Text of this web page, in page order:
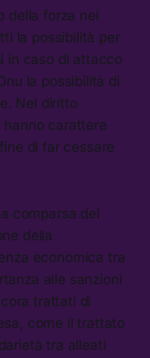
della forza nei
la possibilità per
in caso di attacco
la possibilità di
Nel diritto
hanno carattere
di far cessare
comparsa del
della
economica tra
alle sanzioni
trattati di
come il trattato
tra alleati